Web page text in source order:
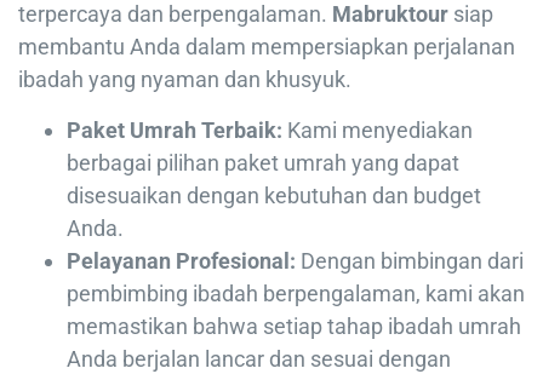
terpercaya dan berpengalaman. Mabruktour siap
membantu Anda dalam mempersiapkan perjalanan
ibadah yang nyaman dan khusyuk.
Paket Umrah Terbaik: Kami menyediakan
berbagai pilihan paket umrah yang dapat
disesuaikan dengan kebutuhan dan budget
Anda.
Pelayanan Profesional: Dengan bimbingan dari
pembimbing ibadah berpengalaman, kami akan
memastikan bahwa setiap tahap ibadah umrah
Anda berjalan lancar dan sesuai dengan